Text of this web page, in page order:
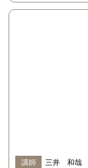
講師
三井 和哉